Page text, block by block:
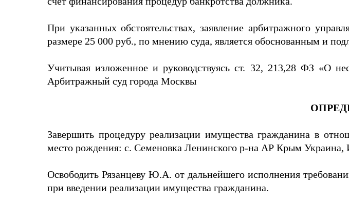
При указанных обстоятельствах, заявление арбитражного
размере 25 000 руб., по мнению суда, является обоснованным и
Учитывая изложенное и руководствуясь ст. 32, 213,28 ФЗ «О
Арбитражный суд города Москвы
Завершить процедуру реализации имущества гражданина в
место рождения: с. Семеновка Ленинского р-на АР Крым
Освободить Рязанцеву Ю.А. от дальнейшего исполнения
при введении реализации имущества гражданина.